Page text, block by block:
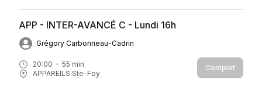
20:00 55 min
APPAREILS Ste-Foy
APP - INTER-AVANCÉ C - Lundi 16h
Grégory Carbonneau-Cadrin
Complet